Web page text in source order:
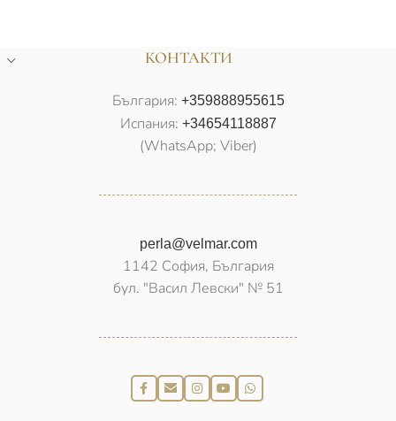
КОНТАКТИ
България: +359888955615
Испания: +34654118887
(WhatsApp; Viber)
perla@velmar.com
1142 София, България
бул. "Васил Левски" № 51